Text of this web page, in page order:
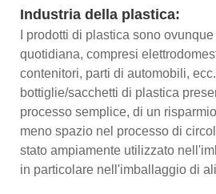
Industria della plastica:
I prodotti di plastica sono
quotidiana, compresi
contenitori, parti di automobili,
bottiglie/sacchetti di plastica
processo semplice, di un
meno spazio nel processo di
stato ampiamente utilizzato
in particolare nell'imballaggio di